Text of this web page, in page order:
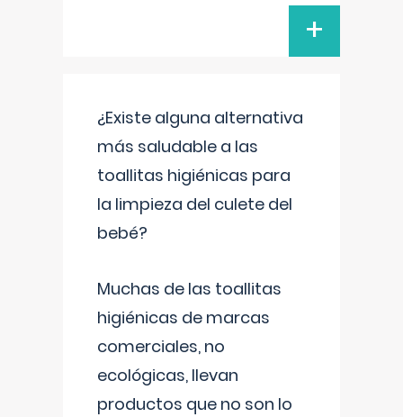
+
¿Existe alguna alternativa
más saludable a las
toallitas higiénicas para
la limpieza del culete del
bebé?
Muchas de las toallitas
higiénicas de marcas
comerciales, no
ecológicas, llevan
productos que no son lo